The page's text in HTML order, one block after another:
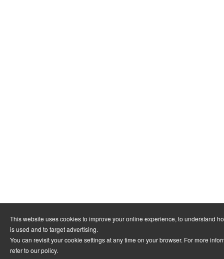
This website uses cookies to improve your online experience, to understand
is used and to target advertising.
You can revisit your cookie settings at any time on your browser. For more
refer to our policy.